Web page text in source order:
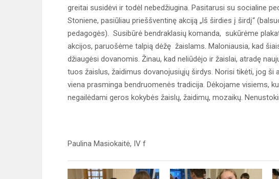
greitai susidėvi ir todėl nebedžiugina. Pasitarusi su socialine
Stoniene, pasiūliau prieššventinę akciją „lš širdies į širdį“
pedagogės). Susibūrė bendraklasių komanda, sukūrėme
akcijos, paruošėme talpią dėžę žaislams. Maloniausia, kad
džiaugėsi dovanomis. Žinau, kad neliūdėjo ir žaislai, atradę
tuos žaislus, žaidimus dovanojusiųjų širdys. Norisi tikėti, jog
viena prasminga bendruomenės tradicija. Dėkojame visiems,
negailėdami geros kokybės žaislų, žaidimų, mozaikų.
Paulina Masiokaitė, IV f